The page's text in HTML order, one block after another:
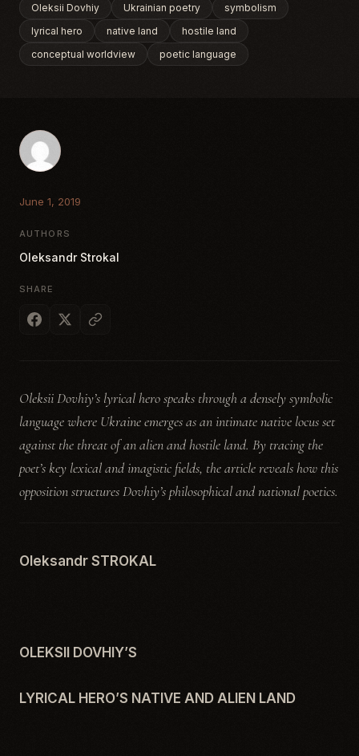
Oleksii Dovhiy Ukrainian poetry
symbolism
lyrical hero
native land
hostile land
conceptual worldview
poetic language
June 1, 2019
AUTHORS
Oleksandr Strokal
SHARE
Oleksii Dovhiy’s lyrical hero speaks through a densely symbolic
language where Ukraine emerges as an intimate native locus set
against the threat of an alien and hostile land. By tracing the
poet’s key lexical and imagistic fields, the article reveals how this
opposition structures Dovhiy’s philosophical and national poetics.
Oleksandr STROKAL
OLEKSII DOVHIY’S
LYRICAL HERO’S NATIVE AND ALIEN LAND